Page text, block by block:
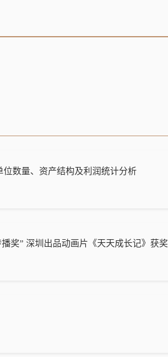
数量、资产结构及利润统计分析
奖” 深圳出品动画片《天天成长记》获奖